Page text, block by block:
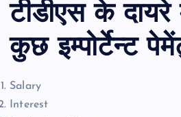
टीडीएस के
कुछ इम्पोर्टेन्ट
Salary
Interest